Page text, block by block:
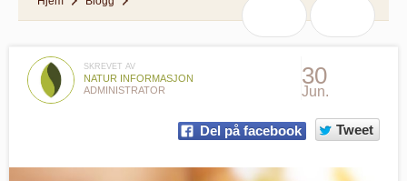
SKREVET AV
NATUR INFORMASJON
ADMINISTRATOR
30
Jun.
Del på facebook Tweet